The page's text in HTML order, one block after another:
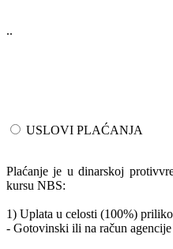
..
USLOVI PLAĆANJA
Plaćanje je u dinarskoj
kursu NBS:
1) Uplata u celosti (100%)
- Gotovinski ili na račun